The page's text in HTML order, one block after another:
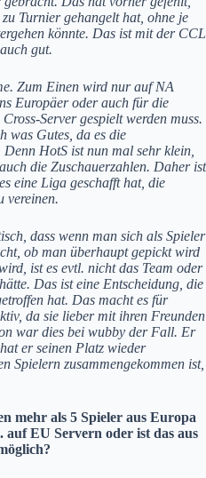
Turnier gehangelt hat, ohne je
könnte. Das ist mit der CCL
gut.
Zum Einen wird nur auf NA
Europäer oder auch für die
Server gespielt werden muss.
was Gutes, da es die
HotS ist nun mal sehr klein,
die Zuschauerzahlen. Daher ist
eine Liga geschafft hat, die
vereinen.
dass wenn man sich als Spieler
ob man überhaupt gepickt wird
ist es evtl. nicht das Team oder
Das ist eine Entscheidung, die
hat. Das macht es für
da sie lieber mit ihren Freunden
war dies bei wubby der Fall. Er
er seinen Platz wieder
Spielern zusammengekommen ist,
mehr als 5 Spieler aus Europa
auf EU Servern oder ist das aus